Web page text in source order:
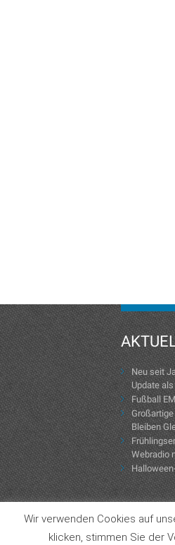
Neu seit
Update
Fußball
Bleiben
Webradio
Copyright ©
Wir verwenden Cookies auf
klicken, stimmen Sie der